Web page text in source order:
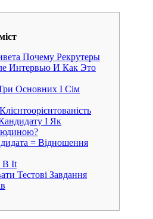
Почему Рекрутеры
Интервью И Как Это
Основних І Сім
І Як
= Відношення
В It
Тестові Завдання